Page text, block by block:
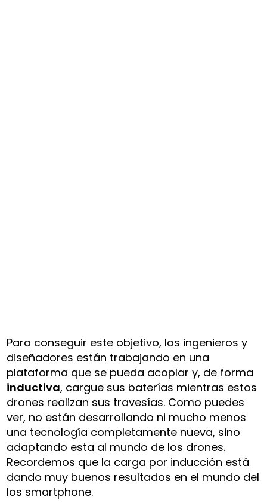
Para conseguir este objetivo, los ingenieros y
diseñadores están trabajando en una
plataforma que se pueda acoplar y, de forma
inductiva, cargue sus baterías mientras estos
drones realizan sus travesías. Como puedes
ver, no están desarrollando ni mucho menos
una tecnología completamente nueva, sino
adaptando esta al mundo de los drones.
Recordemos que la carga por inducción está
dando muy buenos resultados en el mundo del
los smartphone.